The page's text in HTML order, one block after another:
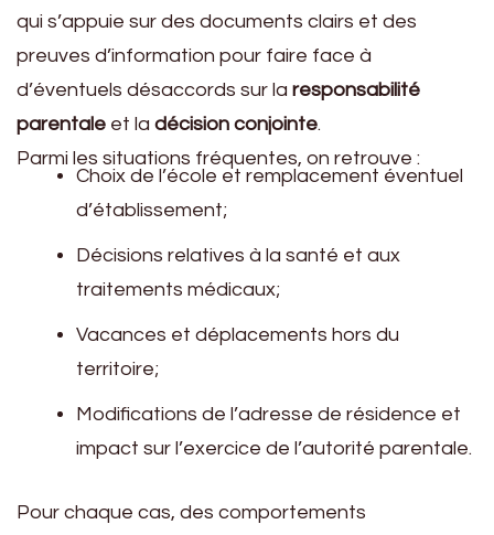
qui s’appuie sur des documents clairs et des
preuves d’information pour faire face à
d’éventuels désaccords sur la responsabilité
parentale et la décision conjointe.
Parmi les situations fréquentes, on retrouve :
Choix de l’école et remplacement éventuel
d’établissement;
Décisions relatives à la santé et aux
traitements médicaux;
Vacances et déplacements hors du
territoire;
Modifications de l’adresse de résidence et
impact sur l’exercice de l’autorité parentale.
Pour chaque cas, des comportements